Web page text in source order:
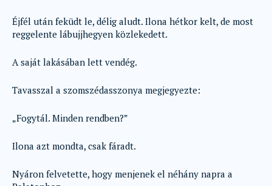
Éjfél után feküdt le, délig aludt. Ilona hétkor kelt, de most
reggelente lábujjhegyen közlekedett.
A saját lakásában lett vendég.
Tavasszal a szomszédasszonya megjegyezte:
„Fogytál. Minden rendben?”
Ilona azt mondta, csak fáradt.
Nyáron felvetette, hogy menjenek el néhány napra a